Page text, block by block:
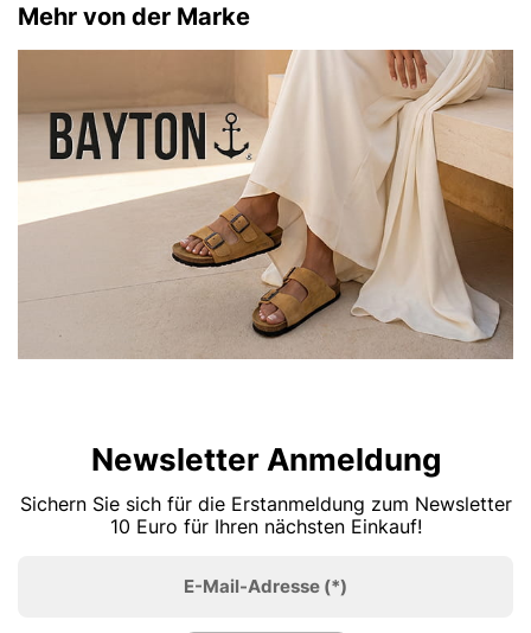
Mehr von der Marke
Newsletter Anmeldung
Sichern Sie sich für die Erstanmeldung zum Newsletter
10 Euro für Ihren nächsten Einkauf!
E-Mail-Adresse (*)